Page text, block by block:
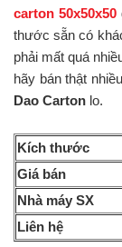
carton 50x50x50
thước sẵn có
phải mất quá
hãy bán thật
Dao Carton lo.
Kích thước
Giá bán
Nhà máy SX
Liên hệ